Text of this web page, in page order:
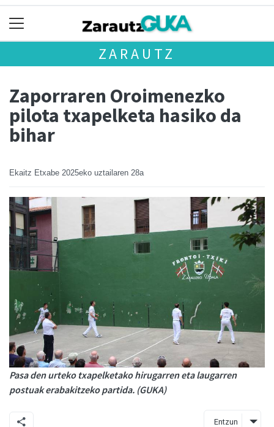
ZARAUTZ
Zaporraren Oroimenezko
pilota txapelketa hasiko da
bihar
Ekaitz Etxabe 2025eko uztailaren 28a
Pasa den urteko txapelketako hirugarren eta laugarren
postuak erabakitzeko partida. (GUKA)
Entzun